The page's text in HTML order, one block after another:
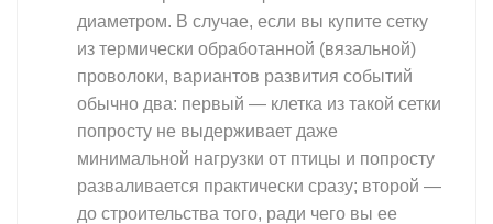
диаметром. В случае, если вы купите сетку
из термически обработанной (вязальной)
проволоки, вариантов развития событий
обычно два: первый — клетка из такой сетки
попросту не выдерживает даже
минимальной нагрузки от птицы и попросту
разваливается практически сразу; второй —
до строительства того, ради чего вы ее